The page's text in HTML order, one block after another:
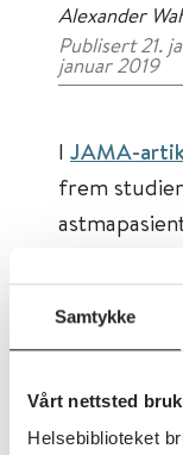
Samtykke
Vårt nettsted
Helsebiblioteket
Alexander
Publisert 21.
januar 2019
I JAMA-
frem
lede til
D-vitamin
og at